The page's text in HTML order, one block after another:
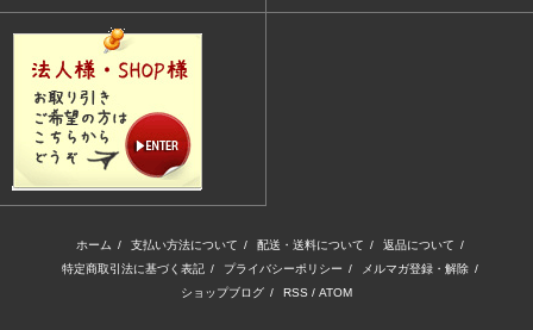
ホーム / 支払い方法について / 配送・送料について / 返品について /
特定商取引法に基づく表記 / プライバシーポリシー / メルマガ登録・解除 /
ショップブログ / RSS / ATOM